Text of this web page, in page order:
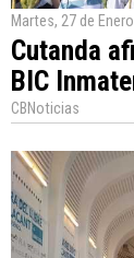
Martes, 27 de
Cutanda
BIC
CBNoticias